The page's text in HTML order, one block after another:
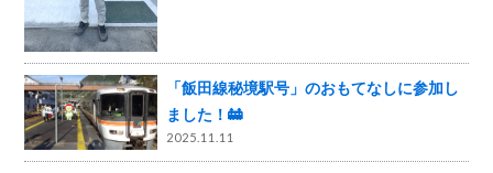
「飯田線秘境駅号」のおもてなしに参加し
ました！🚋
2025.11.11